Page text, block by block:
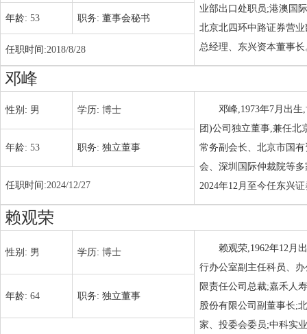
业部出口处职员;港澳国
北京北四环中路证券营
总经理、东兴资本董事
年龄: 53 职务: 董事会秘书
任职时间:2018/8/28
邓峰
性别: 男 学历: 博士
邓峰,1973年7月出
团)公司独立董事,兼任北
常务副会长、北京市国
会、深圳国际仲裁院等
2024年12月至今任东兴
年龄: 53 职务: 独立董事
任职时间:2024/12/27
赖观荣
性别: 男 学历: 博士
赖观荣,1962年12月
行办公室副主任科员、
限责任公司总裁;嘉禾人
股份有限公司副董事长;
家、投委会委员;中科实
年龄: 64 职务: 独立董事